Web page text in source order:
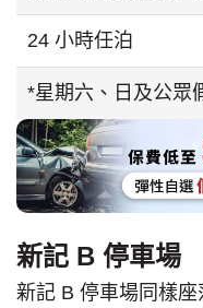
24 小時任泊
*星期六、日及公眾
新記 B 停車場
新記 B 停車場同樣